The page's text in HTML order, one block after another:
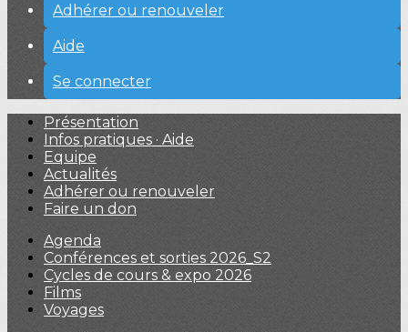
Adhérer ou renouveler
Aide
Se connecter
Présentation
Infos pratiques · Aide
Equipe
Actualités
Adhérer ou renouveler
Faire un don
Agenda
Conférences et sorties 2026_S2
Cycles de cours & expo 2026
Films
Voyages